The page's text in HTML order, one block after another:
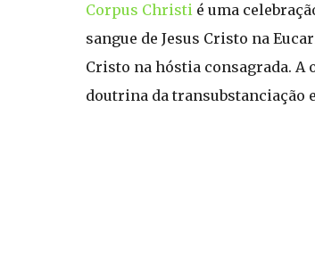
Corpus Christi é uma
sangue de Jesus Cristo na
Cristo na hóstia consagrada. A
doutrina da transubstanciação